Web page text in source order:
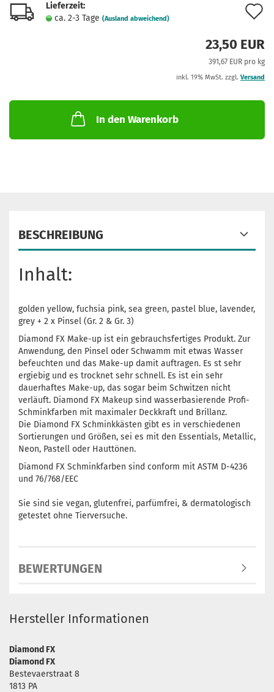
Lieferzeit:
ca. 2-3 Tage (Ausland abweichend)
23,50 EUR
391,67 EUR pro kg
inkl. 19% MwSt. zzgl. Versand
In den Warenkorb
BESCHREIBUNG
Inhalt:
golden yellow, fuchsia pink, sea green, pastel blue, lavender,
grey + 2 x Pinsel (Gr. 2 & Gr. 3)
Diamond FX Make-up ist ein gebrauchsfertiges Produkt. Zur
Anwendung, den Pinsel oder Schwamm mit etwas Wasser
befeuchten und das Make-up damit auftragen. Es st sehr
ergiebig und es trocknet sehr schnell. Es ist ein sehr
dauerhaftes Make-up, das sogar beim Schwitzen nicht
verläuft. Diamond FX Makeup sind wasserbasierende Profi-
Schminkfarben mit maximaler Deckkraft und Brillanz.
Die Diamond FX Schminkkästen gibt es in verschiedenen
Sortierungen und Größen, sei es mit den Essentials, Metallic,
Neon, Pastell oder Hauttönen.
Diamond FX Schminkfarben sind conform mit ASTM D-4236
und 76/768/EEC
Sie sind sie vegan, glutenfrei, parfümfrei, & dermatologisch
getestet ohne Tierversuche.
BEWERTUNGEN
Hersteller Informationen
Diamond FX
Diamond FX
Bestevaerstraat 8
1813 PA